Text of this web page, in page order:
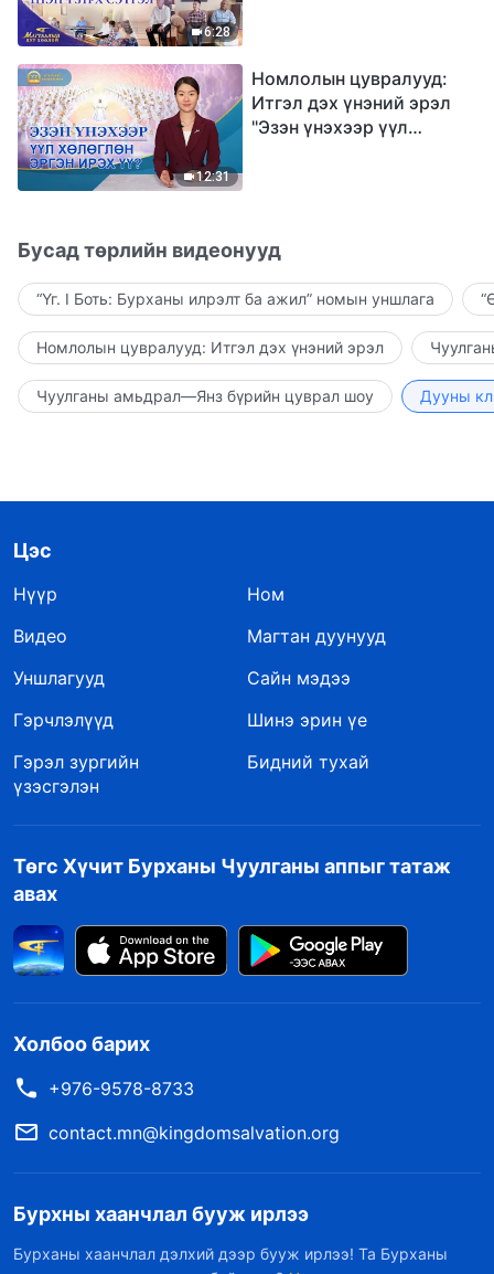
6:28
12:31
Номлолын цувралууд:
Итгэл дэх үнэний эрэл
"Эзэн үнэхээр үүл
Бусад төрлийн видеонууд
“Үг. I Боть: Бурханы илрэлт ба ажил” номын уншлага
Номлолын цувралууд: Итгэл дэх үнэний эрэл
Чуулганы амьдрал—Янз бүрийн цуврал шоу Дууны
Цэс
Нүүр
Ном
Видео
Магтан дуунууд
Уншлагууд
Сайн мэдээ
Гэрчлэлүүд
Шинэ эрин үе
Гэрэл зургийн
үзэсгэлэн
Бидний тухай
Төгс Хүчит Бурханы Чуулганы аппыг татаж
авах
Холбоо барих
+976-9578-8733
contact.mn@kingdomsalvation.org
Бурхны хаанчлал бууж ирлээ
Бурханы хаанчлал дэлхий дээр бууж ирлээ! Та Бурханы